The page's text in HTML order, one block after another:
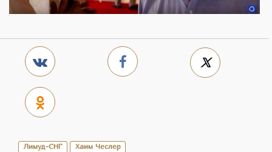
Лимуд-СНГ Хаим Чеслер